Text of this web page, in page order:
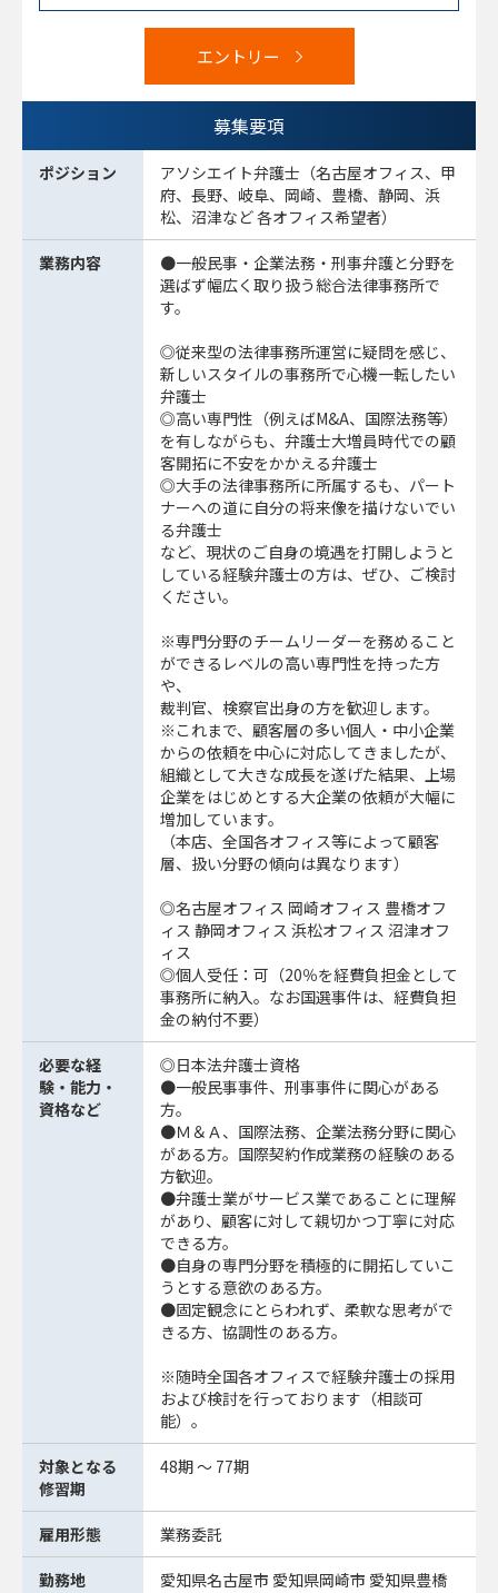
エントリー
募集要項
ポジション
アソシエイト弁護士（名古屋オフィス、甲
府、長野、岐阜、岡崎、豊橋、静岡、浜
松、沼津など 各オフィス希望者）
業務内容
●一般民事・企業法務・刑事弁護と分野を
選ばず幅広く取り扱う総合法律事務所で
す。
◎従来型の法律事務所運営に疑問を感じ、
新しいスタイルの事務所で心機一転したい
弁護士
◎高い専門性（例えばM&A、国際法務等）
を有しながらも、弁護士大増員時代での顧
客開拓に不安をかかえる弁護士
◎大手の法律事務所に所属するも、パート
ナーへの道に自分の将来像を描けないでい
る弁護士
など、現状のご自身の境遇を打開しようと
している経験弁護士の方は、ぜひ、ご検討
ください。
※専門分野のチームリーダーを務めること
ができるレベルの高い専門性を持った方
や、
裁判官、検察官出身の方を歓迎します。
※これまで、顧客層の多い個人・中小企業
からの依頼を中心に対応してきましたが、
組織として大きな成長を遂げた結果、上場
企業をはじめとする大企業の依頼が大幅に
増加しています。
（本店、全国各オフィス等によって顧客
層、扱い分野の傾向は異なります）
◎名古屋オフィス 岡崎オフィス 豊橋オフ
ィス 静岡オフィス 浜松オフィス 沼津オフ
ィス
◎個人受任：可（20％を経費負担金として
事務所に納入。なお国選事件は、経費負担
金の納付不要）
必要な経
験・能力・
資格など
◎日本法弁護士資格
●一般民事事件、刑事事件に関心がある
方。
●Ｍ＆Ａ、国際法務、企業法務分野に関心
がある方。国際契約作成業務の経験のある
方歓迎。
●弁護士業がサービス業であることに理解
があり、顧客に対して親切かつ丁寧に対応
できる方。
●自身の専門分野を積極的に開拓していこ
うとする意欲のある方。
●固定観念にとらわれず、柔軟な思考がで
きる方、協調性のある方。
※随時全国各オフィスで経験弁護士の採用
および検討を行っております（相談可
能）。
対象となる
修習期
48期 ～ 77期
雇用形態 業務委託
勤務地
愛知県名古屋市 愛知県岡崎市 愛知県豊橋